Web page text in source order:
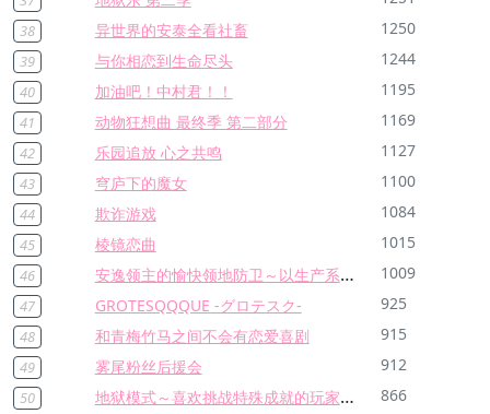
38 异世界的安泰全看社畜 1250
39 与你相恋到生命尽头 1244
40 加油吧！中村君！！ 1195
41 动物狂想曲 最终季 第二部分 1169
42 乐园追放 心之共鸣 1127
43 穹庐下的魔女 1100
44 欺诈游戏 1084
45 棱镜恋曲 1015
46 安逸领主的愉快领地防卫～以生产系魔术将无名小村打造成最强要塞都市～ 1009
47 GROTESQQQUE -グロテスク- 925
48 和青梅竹马之间不会有恋爱喜剧 915
49 雾尾粉丝后援会 912
50 地狱模式～喜欢挑战特殊成就的玩家在废设定的异世界成为无双～ 866